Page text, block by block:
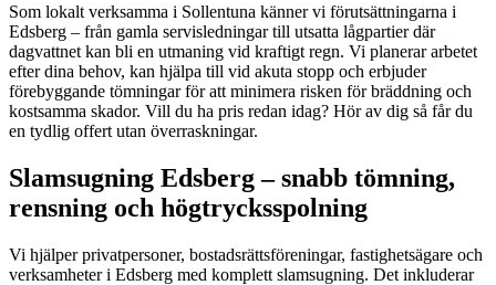
Som lokalt verksamma i Sollentuna känner vi förutsättningarna i
Edsberg – från gamla servisledningar till utsatta lågpartier där
dagvattnet kan bli en utmaning vid kraftigt regn. Vi planerar arbetet
efter dina behov, kan hjälpa till vid akuta stopp och erbjuder
förebyggande tömningar för att minimera risken för bräddning och
kostsamma skador. Vill du ha pris redan idag? Hör av dig så får du
en tydlig offert utan överraskningar.
Slamsugning Edsberg – snabb tömning,
rensning och högtrycksspolning
Vi hjälper privatpersoner, bostadsrättsföreningar, fastighetsägare och
verksamheter i Edsberg med komplett slamsugning. Det inkluderar